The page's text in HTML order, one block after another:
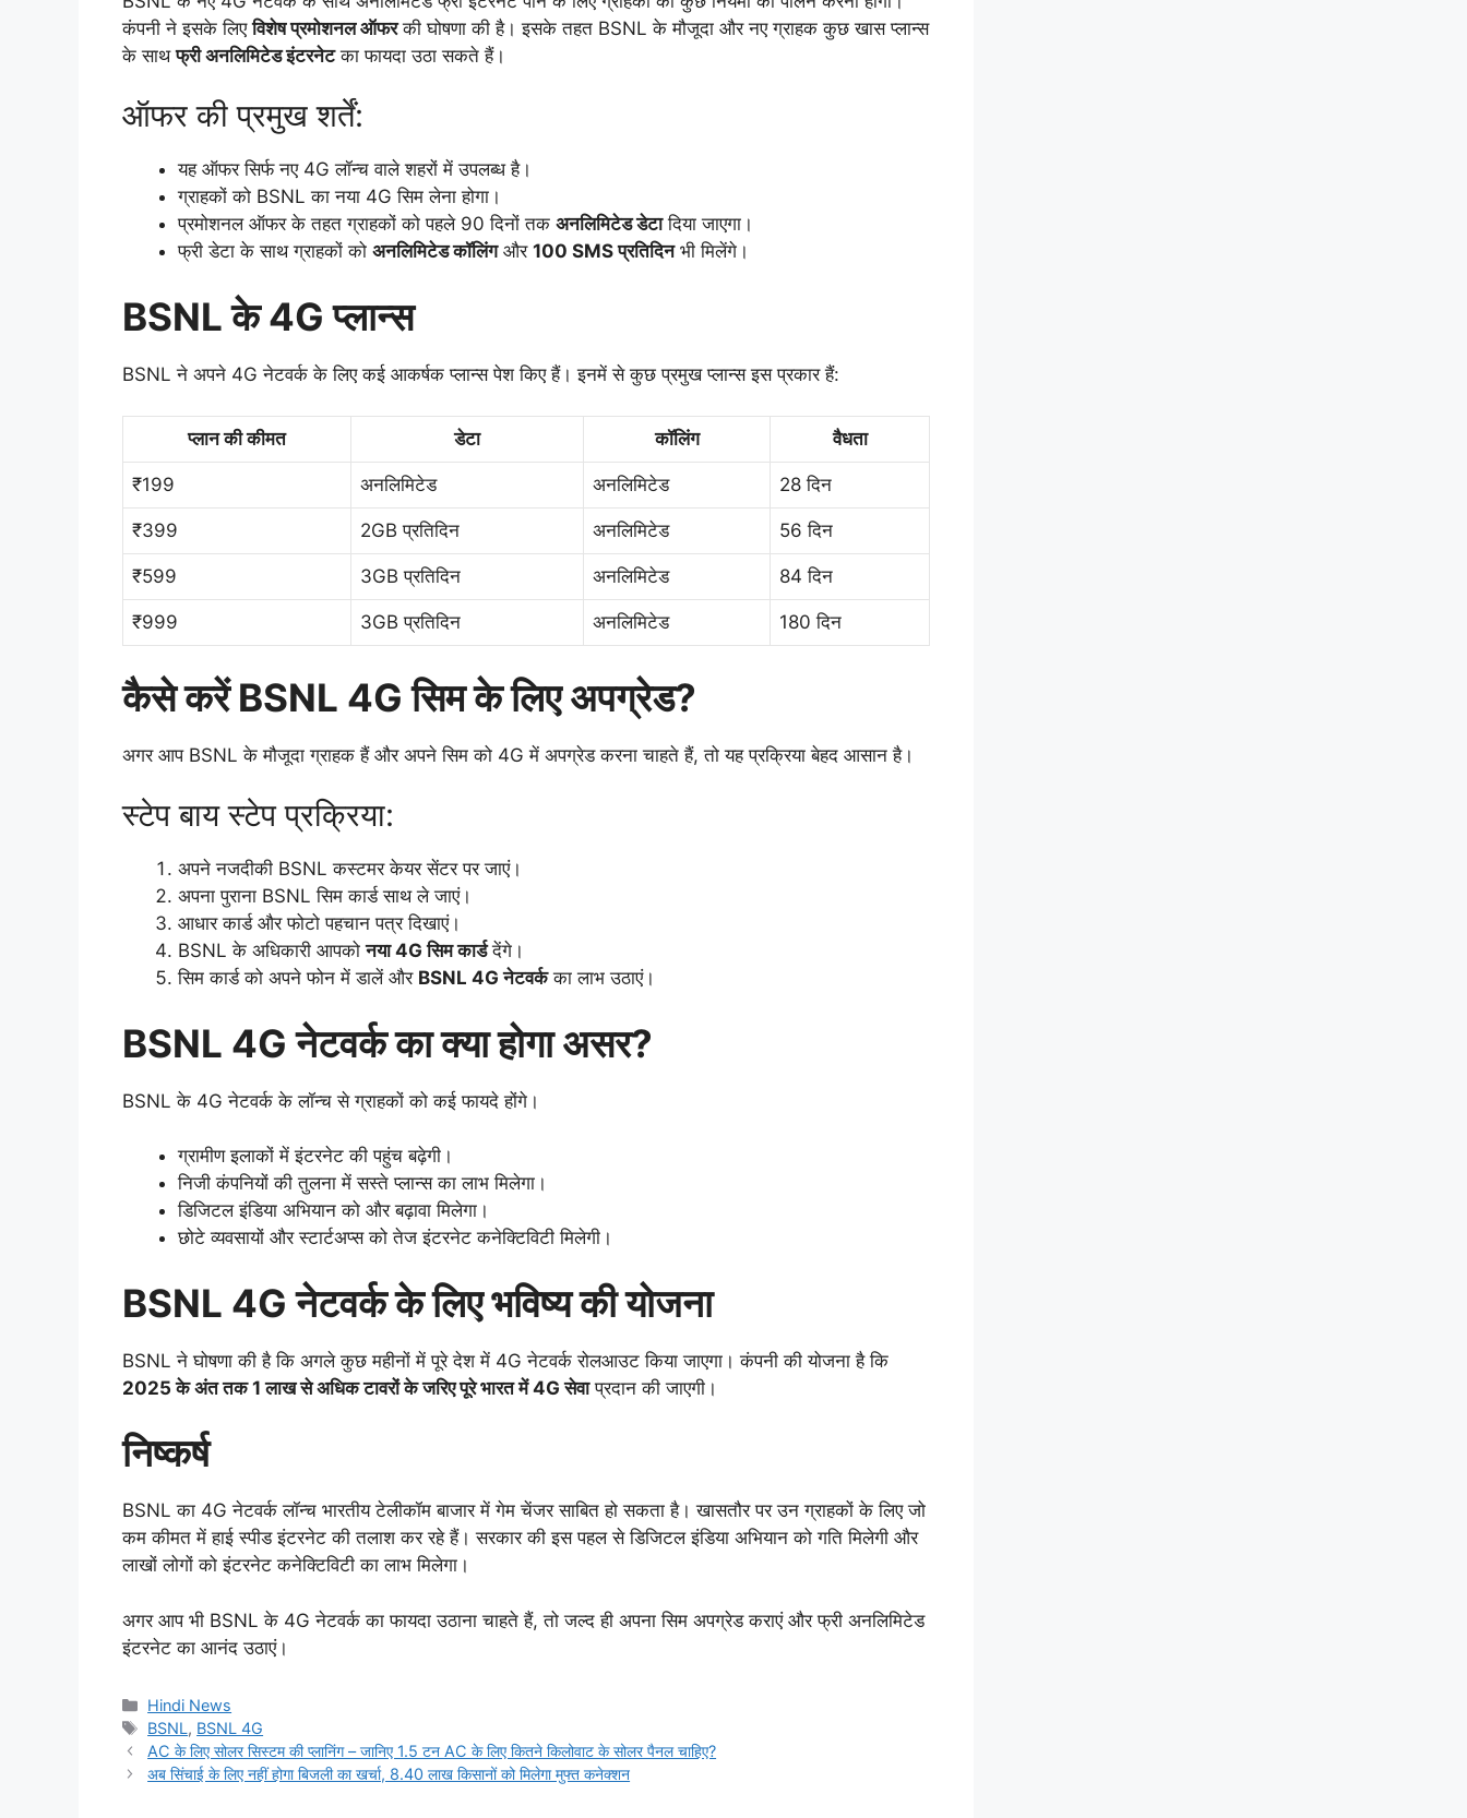
कंपनी ने इसके लिएविशेष प्रमोशनल ऑफरकी घोषणा की है। इसके तहत BSNL के मौजूदा और नए ग्राहक कुछ खास प्लान्स
के साथफ्री अनलिमिटेड इंटरनेटका फायदा उठा सकते हैं।
ऑफर की प्रमुख शर्तें:
यह ऑफर सिर्फ नए 4G लॉन्च वाले शहरों में उपलब्ध है।
ग्राहकों को BSNL का नया 4G सिम लेना होगा।
प्रमोशनल ऑफर के तहत ग्राहकों को पहले 90 दिनों तक अनलिमिटेड डेटादिया जाएगा।
फ्री डेटा के साथ ग्राहकों को अनलिमिटेड कॉलिंगऔर 100 SMS प्रतिदिनभी मिलेंगे।
BSNL के 4G प्लान्स
BSNL ने अपने 4G नेटवर्क के लिए कई आकर्षक प्लान्स पेश किए हैं। इनमें से कुछ प्रमुख प्लान्स इस प्रकार हैं:
प्लान की कीमत डेटा कॉलिंग वैधता
₹199 अनलिमिटेड अनलिमिटेड 28 दिन
₹399 2GB प्रतिदिन अनलिमिटेड 56 दिन
₹599 3GB प्रतिदिन अनलिमिटेड 84 दिन
₹999 3GB प्रतिदिन अनलिमिटेड 180 दिन
कैसे करें BSNL 4G सिम के लिए अपग्रेड?
अगर आप BSNL के मौजूदा ग्राहक हैं और अपने सिम को 4G में अपग्रेड करना चाहते हैं, तो यह प्रक्रिया बेहद आसान है।
स्टेप बाय स्टेप प्रक्रिया:
अपने नजदीकी BSNL कस्टमर केयर सेंटर पर जाएं।
अपना पुराना BSNL सिम कार्ड साथ ले जाएं।
आधार कार्ड और फोटो पहचान पत्र दिखाएं।
BSNL के अधिकारी आपकोनया 4G सिम कार्डदेंगे।
सिम कार्ड को अपने फोन में डालें और BSNL 4G नेटवर्कका लाभ उठाएं।
BSNL 4G नेटवर्क का क्या होगा असर?
BSNL के 4G नेटवर्क के लॉन्च से ग्राहकों को कई फायदे होंगे।
ग्रामीण इलाकों में इंटरनेट की पहुंच बढ़ेगी।
निजी कंपनियों की तुलना में सस्ते प्लान्स का लाभ मिलेगा।
डिजिटल इंडिया अभियान को और बढ़ावा मिलेगा।
छोटे व्यवसायों और स्टार्टअप्स को तेज इंटरनेट कनेक्टिविटी मिलेगी।
BSNL 4G नेटवर्क के लिए भविष्य की योजना
BSNL ने घोषणा की है कि अगले कुछ महीनों में पूरे देश में 4G नेटवर्क रोलआउट किया जाएगा। कंपनी की योजना है कि
2025 के अंत तक 1 लाख से अधिक टावरों के जरिए पूरे भारत में 4G सेवाप्रदान की जाएगी।
निष्कर्ष
BSNL का 4G नेटवर्क लॉन्च भारतीय टेलीकॉम बाजार में गेम चेंजर साबित हो सकता है। खासतौर पर उन ग्राहकों के लिए जो
कम कीमत में हाई स्पीड इंटरनेट की तलाश कर रहे हैं। सरकार की इस पहल से डिजिटल इंडिया अभियान को गति मिलेगी और
लाखों लोगों को इंटरनेट कनेक्टिविटी का लाभ मिलेगा।
अगर आप भी BSNL के 4G नेटवर्क का फायदा उठाना चाहते हैं, तो जल्द ही अपना सिम अपग्रेड कराएं और फ्री अनलिमिटेड
इंटरनेट का आनंद उठाएं।
Categories
Hindi News
Tags
BSNL, BSNL 4G
AC के लिए सोलर सिस्टम की प्लानिंग – जानिए 1.5 टन AC के लिए कितने किलोवाट के सोलर पैनल चाहिए?
अब सिंचाई के लिए नहीं होगा बिजली का खर्चा, 8.40 लाख किसानों को मिलेगा मुफ्त कनेक्शन